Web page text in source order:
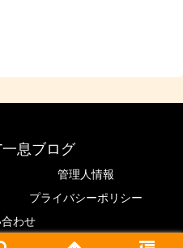
息ブログ
管理人情報
プライバシーポリシー
わせ